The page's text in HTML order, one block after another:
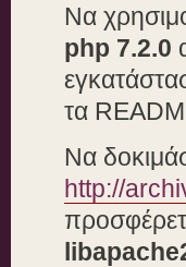
Να
php 7.2.0
τα
Να
http://